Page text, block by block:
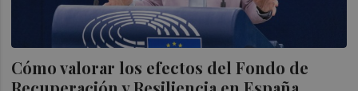
Cómo valorar los efectos del Fondo de